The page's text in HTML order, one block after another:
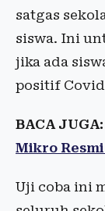
satgas
siswa. Ini
jika ada
positif
BACA JUGA:
Mikro
Uji coba ini